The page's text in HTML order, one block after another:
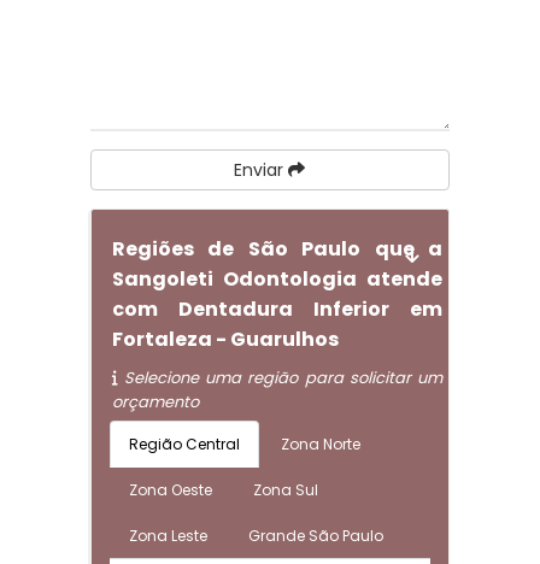
Enviar
Regiões de São Paulo que a
Sangoleti Odontologia atende
com Dentadura Inferior em
Fortaleza - Guarulhos
Selecione uma região para solicitar um
orçamento
Região Central Zona Norte
Zona Oeste Zona Sul
Zona Leste Grande São Paulo